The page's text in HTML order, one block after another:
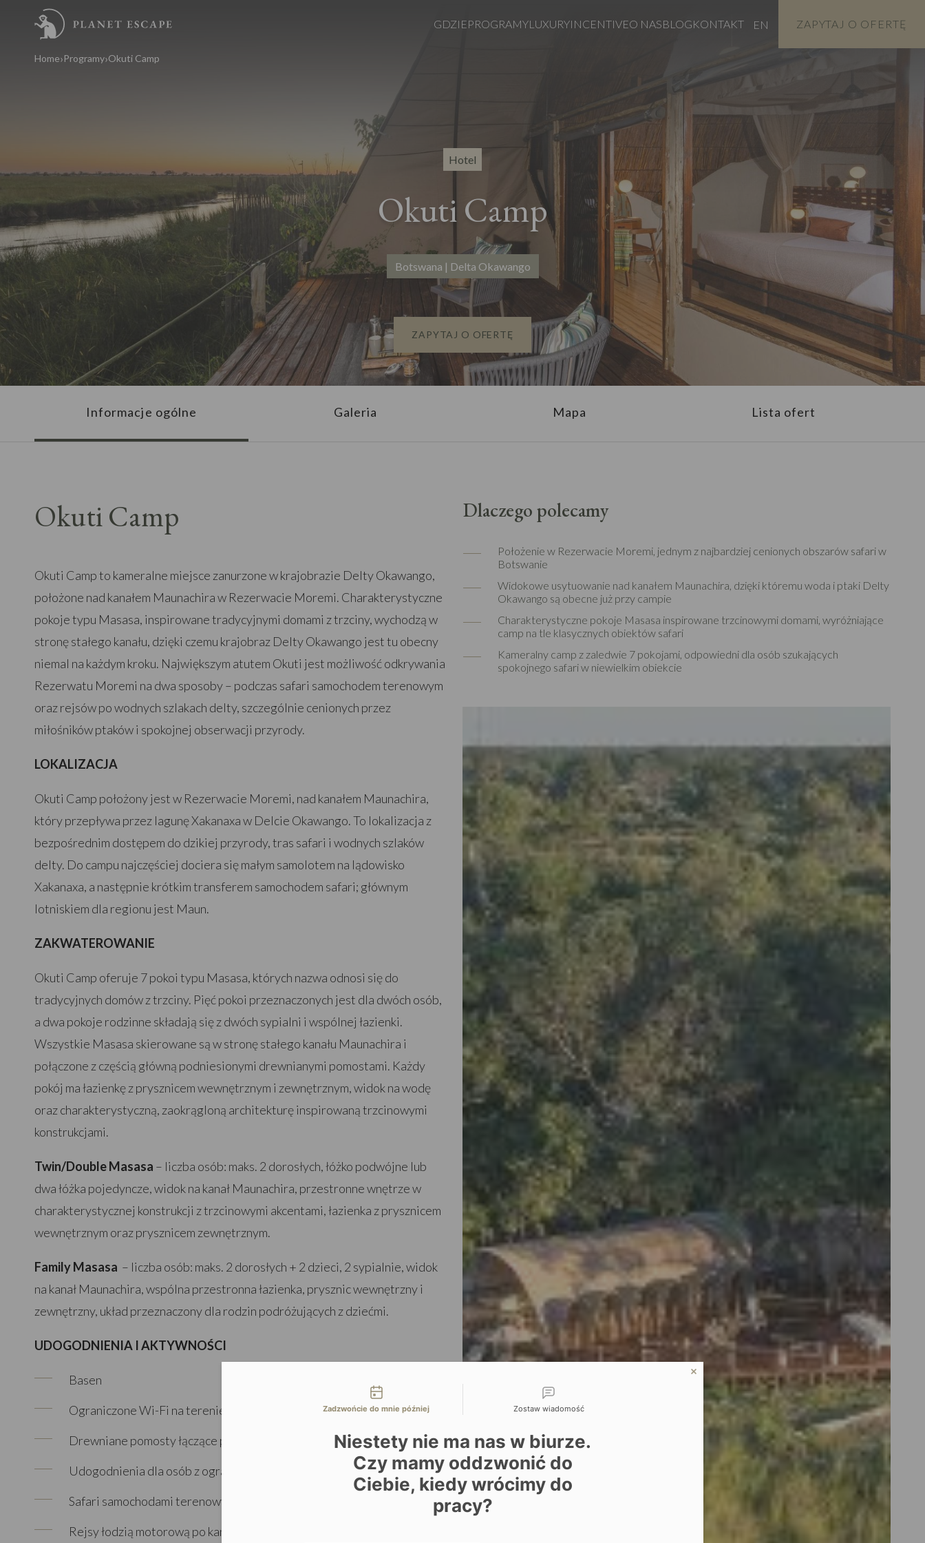
GDZIEPROGRAMYLUXURYINCENTIVEO NASBLOGKONTAKT EN ZAPYTAJ O OFERTĘ
Home Programy Okuti Camp
Hotel
Okuti Camp
Botswana | Delta Okawango
ZAPYTAJ O OFERTĘ
Informacje ogólne Galeria Mapa Lista ofert
Okuti Camp
Okuti Camp to kameralne miejsce zanurzone w krajobrazie Delty Okawango,
położone nad kanałem Maunachira w Rezerwacie Moremi. Charakterystyczne
pokoje typu Masasa, inspirowane tradycyjnymi domami z trzciny, wychodzą w
stronę stałego kanału, dzięki czemu krajobraz Delty Okawango jest tu obecny
niemal na każdym kroku. Największym atutem Okuti jest możliwość odkrywania
Rezerwatu Moremi na dwa sposoby – podczas safari samochodem terenowym
oraz rejsów po wodnych szlakach delty, szczególnie cenionych przez
miłośników ptaków i spokojnej obserwacji przyrody.
LOKALIZACJA
Okuti Camp położony jest w Rezerwacie Moremi, nad kanałem Maunachira,
który przepływa przez lagunę Xakanaxa w Delcie Okawango. To lokalizacja z
bezpośrednim dostępem do dzikiej przyrody, tras safari i wodnych szlaków
delty. Do campu najczęściej dociera się małym samolotem na lądowisko
Xakanaxa, a następnie krótkim transferem samochodem safari; głównym
lotniskiem dla regionu jest Maun.
ZAKWATEROWANIE
Okuti Camp oferuje 7 pokoi typu Masasa, których nazwa odnosi się do
tradycyjnych domów z trzciny. Pięć pokoi przeznaczonych jest dla dwóch osób,
a dwa pokoje rodzinne składają się z dwóch sypialni i wspólnej łazienki.
Wszystkie Masasa skierowane są w stronę stałego kanału Maunachira i
połączone z częścią główną podniesionymi drewnianymi pomostami. Każdy
pokój ma łazienkę z prysznicem wewnętrznym i zewnętrznym, widok na wodę
oraz charakterystyczną, zaokrągloną architekturę inspirowaną trzcinowymi
konstrukcjami.
Twin/Double Masasa – liczba osób: maks. 2 dorosłych, łóżko podwójne lub
dwa łóżka pojedyncze, widok na kanał Maunachira, przestronne wnętrze w
charakterystycznej konstrukcji z trzcinowymi akcentami, łazienka z prysznicem
wewnętrznym oraz prysznicem zewnętrznym.
Family Masasa – liczba osób: maks. 2 dorosłych + 2 dzieci, 2 sypialnie, widok
na kanał Maunachira, wspólna przestronna łazienka, prysznic wewnętrzny i
zewnętrzny, układ przeznaczony dla rodzin podróżujących z dziećmi.
UDOGODNIENIA I AKTYWNOŚCI
Basen
Ograniczone Wi-Fi na terenie campu
Drewniane pomosty łączące pokoje z częścią główną
Udogodnienia dla osób z ograniczoną mobilnością
Safari samochodami terenowymi po Rezerwacie Moremi
Rejsy łodzią motorową po kanałach Delty Okawango
Dlaczego polecamy
Położenie w Rezerwacie Moremi, jednym z najbardziej cenionych obszarów safari w
Botswanie
Widokowe usytuowanie nad kanałem Maunachira, dzięki któremu woda i ptaki Delty
Okawango są obecne już przy campie
Charakterystyczne pokoje Masasa inspirowane trzcinowymi domami, wyróżniające
camp na tle klasycznych obiektów safari
Kameralny camp z zaledwie 7 pokojami, odpowiedni dla osób szukających
spokojnego safari w niewielkim obiekcie
Możliwości kontaktu
Zadzwońcie do mnie później Zostaw wiadomość
Niestety nie ma nas w biurze.
Czy mamy oddzwonić do
Ciebie, kiedy wrócimy do
pracy?